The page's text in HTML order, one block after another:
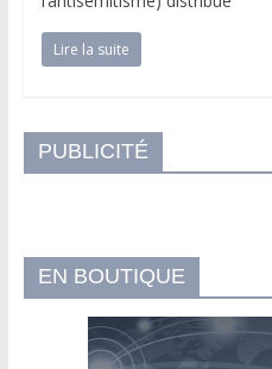
Lire la suite
PUBLICITÉ
EN BOUTIQUE